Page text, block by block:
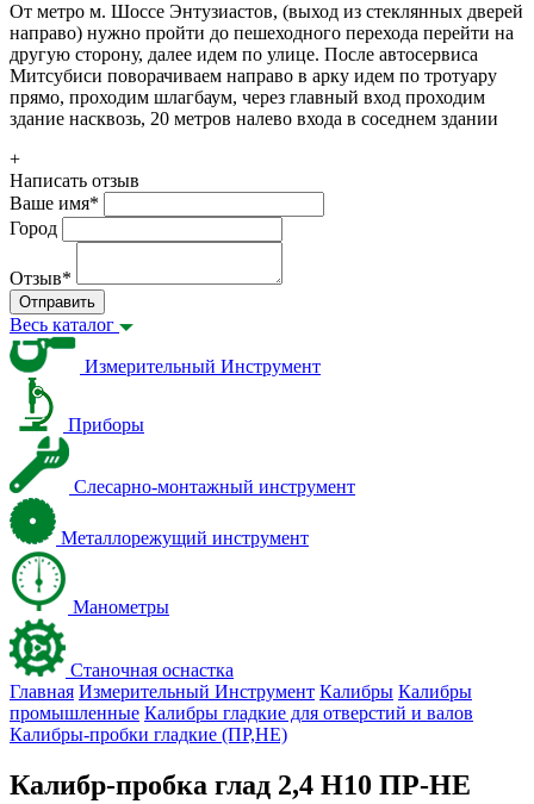
От метро м. Шоссе Энтузиастов, (выход из стеклянных дверей
направо) нужно пройти до пешеходного перехода перейти на
другую сторону, далее идем по улице. После автосервиса
Митсубиси поворачиваем направо в арку идем по тротуару
прямо, проходим шлагбаум, через главный вход проходим
здание насквозь, 20 метров налево входа в соседнем здании
+
Написать отзыв
Ваше имя*
Город
Отзыв*
Отправить
Весь каталог
Измерительный Инструмент
Приборы
Слесарно-монтажный инструмент
Металлорежущий инструмент
Манометры
Станочная оснастка
Главная Измерительный Инструмент Калибры Калибры
промышленные Калибры гладкие для отверстий и валов
Калибры-пробки гладкие (ПР,НЕ)
Калибр-пробка глад 2,4 H10 ПР-НЕ